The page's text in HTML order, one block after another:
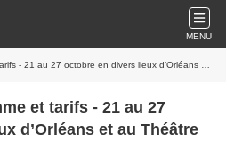
MENU
au 27 octobre en divers lieux d’Orléans et au Théâtre
et tarifs - 21 au 27
d’Orléans et au Théâtre